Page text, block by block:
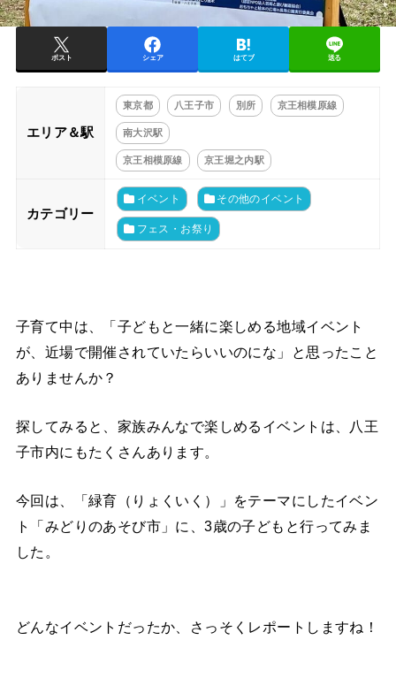
ポスト シェア はてブ 送る
エリア＆駅
東京都 八王子市 別所 京王相模原線
南大沢駅
京王相模原線 京王堀之内駅
カテゴリー
イベント その他のイベント
フェス・お祭り
子育て中は、「子どもと一緒に楽しめる地域イベント
が、近場で開催されていたらいいのにな」と思ったこと
ありませんか？
探してみると、家族みんなで楽しめるイベントは、八王
子市内にもたくさんあります。
今回は、「緑育（りょくいく）」をテーマにしたイベン
ト「みどりのあそび市」に、3歳の子どもと行ってみま
した。
どんなイベントだったか、さっそくレポートしますね！